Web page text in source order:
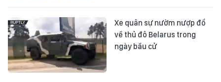
Xe quân sự nườm nượp đổ
về thủ đô Belarus trong
ngày bầu cử